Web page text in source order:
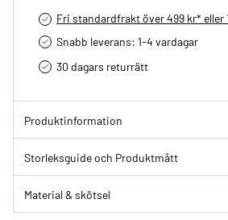
Fri standardfrakt över 499 kr* eller
Snabb leverans: 1-4 vardagar
30 dagars returrätt­
Produktinformation
Storleksguide och Produktmått
Material & skötsel